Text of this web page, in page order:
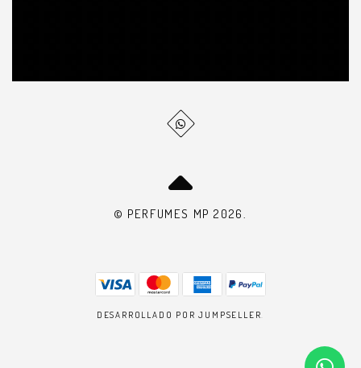
© PERFUMES MP 2026.
DESARROLLADO POR JUMPSELLER